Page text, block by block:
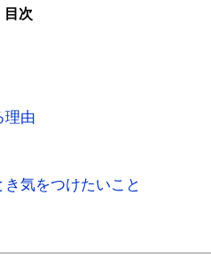
目次
理由
気をつけたいこと